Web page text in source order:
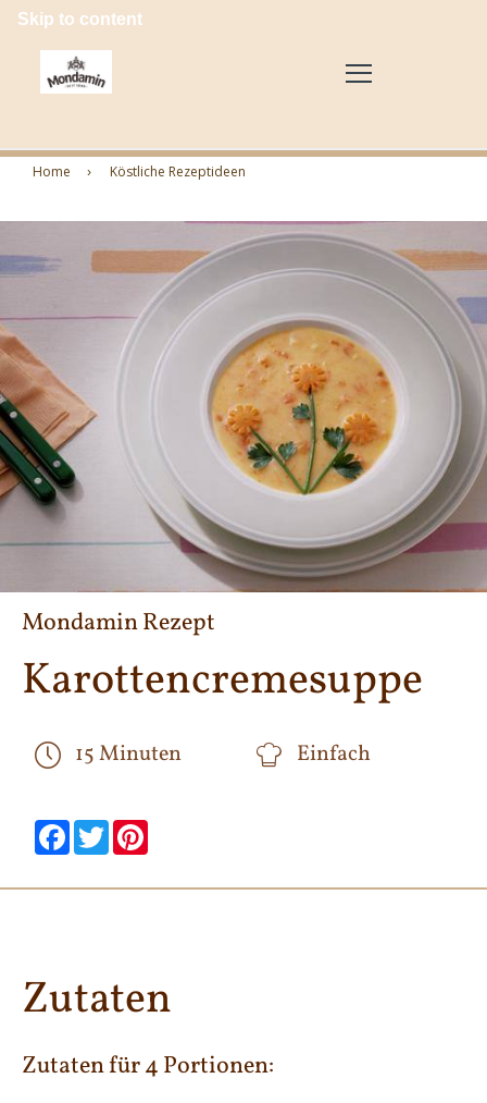
Skip to content
Home Köstliche Rezeptideen
Mondamin Rezept
Karottencremesuppe
15 Minuten Einfach
null
Facebook
null null
Twitter
null null
null
Zutaten
Zutaten für 4 Portionen: